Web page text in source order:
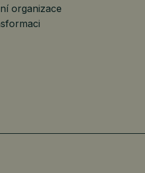
organizace